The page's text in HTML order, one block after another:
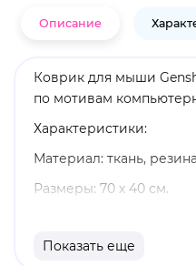
Описание
Коврик для мыши
по мотивам
Характеристики:
Материал: ткань,
Размеры: 70 х 40 см.
продукт.
Показать еще